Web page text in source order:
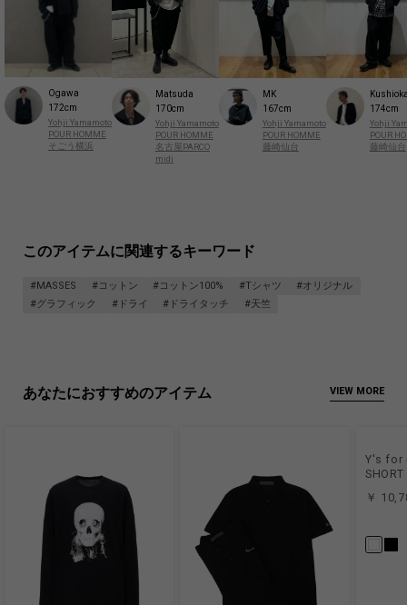
Ogawa
172cm
Yohji Yamamoto
POUR HOMME
そごう横浜
Matsuda
170cm
Yohji Yamamoto
POUR HOMME
名古屋PARCO
midi
MK
167cm
Yohji Yamamoto
POUR HOMME
藤崎仙台
174cm
Yohji
POUR
藤崎仙台
このアイテムに関連するキーワード
#MASSES #コットン #コットン100% #Tシャツ
#オリジナル
#グラフィック
#ドライ #ドライタッチ #天竺
あなたにおすすめのアイテム VIEW MORE
Y's for
SHORT
￥